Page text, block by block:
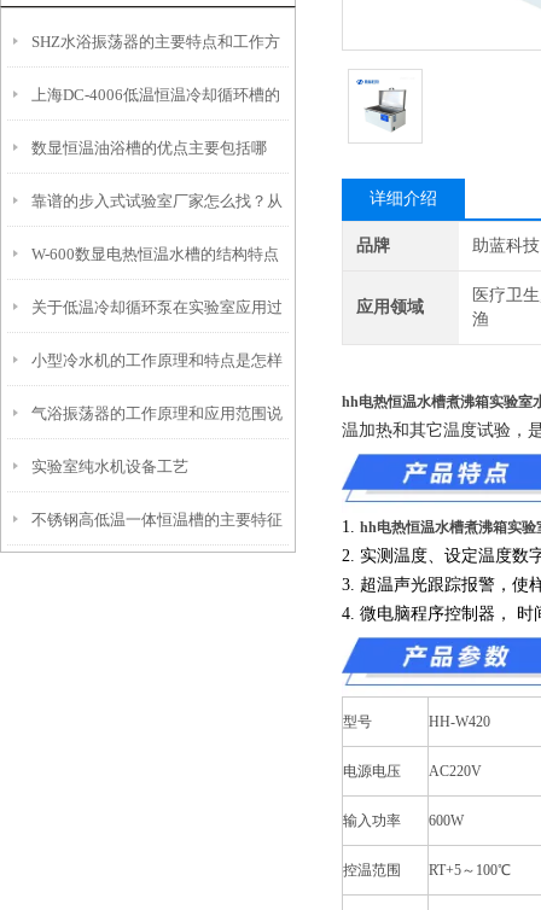
SHZ水浴振荡器的主要特点和工作方
式是怎样的
上海DC-4006低温恒温冷却循环槽的
具体使用说明
数显恒温油浴槽的优点主要包括哪
些？
靠谱的步入式试验室厂家怎么找？从
信誉和资质入手
W-600数显电热恒温水槽的结构特点
与注意事项
关于低温冷却循环泵在实验室应用过
程中的几个要点
小型冷水机的工作原理和特点是怎样
的？
气浴振荡器的工作原理和应用范围说
明
实验室纯水机设备工艺
不锈钢高低温一体恒温槽的主要特征
详细介绍
品牌 助蓝科技
应用领域
医疗卫
渔
hh电热恒温水槽煮沸箱实验室
温加热和其它温度试验，
1. hh电热恒温水槽煮沸箱实验
2. 实测温度、设定温度数
3. 超温声光跟踪报警，使
4. 微电脑程序控制器，
型号 HH-W420
电源电压 AC220V
输入功率 600W
控温范围 RT+5～100℃